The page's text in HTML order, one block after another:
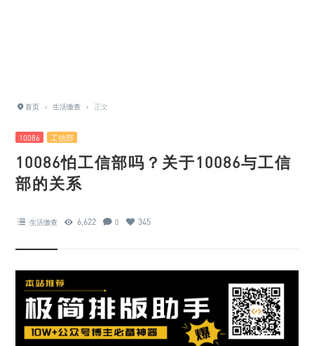
首页 › 生活缴查 › 正文
10086 工信部
10086怕工信部吗？关于10086与工信
部的关系
生活缴查 6,622 0 345